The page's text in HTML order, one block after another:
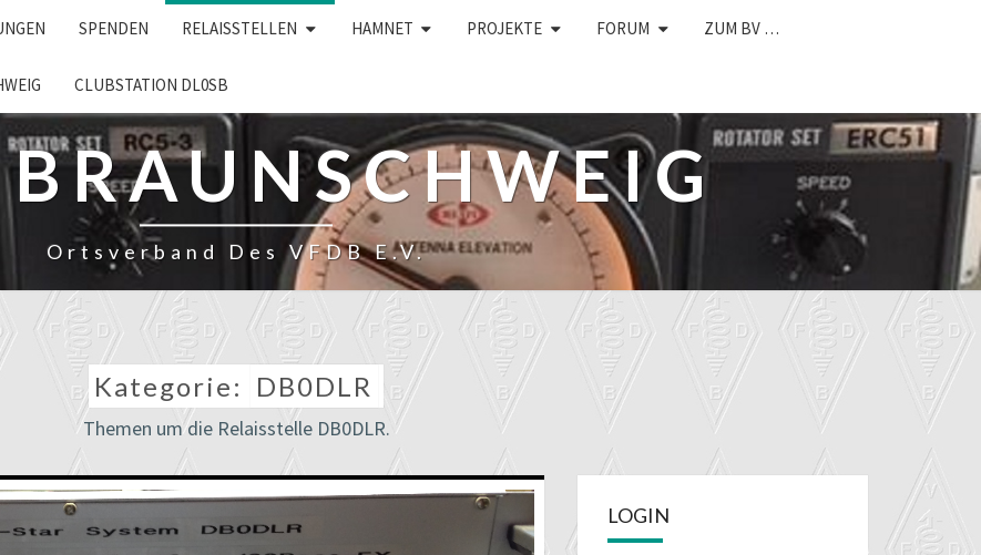
SPENDEN RELAISSTELLEN HAMNET PROJEKTE FORUM ZUM BV …
CLUBSTATION DL0SB
Ortsverband Des VFDB E.V.
Kategorie: DB0DLR
Themen um die Relaisstelle DB0DLR.
LOGIN